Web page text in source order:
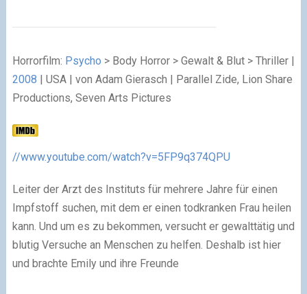
Horrorfilm: Psycho > Body Horror > Gewalt & Blut > Thriller |
2008 | USA | von Adam Gierasch | Parallel Zide, Lion Share
Productions, Seven Arts Pictures
//www.youtube.com/watch?v=5FP9q374QPU
Leiter der Arzt des Instituts für mehrere Jahre für einen
Impfstoff suchen, mit dem er einen todkranken Frau heilen
kann. Und um es zu bekommen, versucht er gewalttätig und
blutig Versuche an Menschen zu helfen. Deshalb ist hier
und brachte Emily und ihre Freunde